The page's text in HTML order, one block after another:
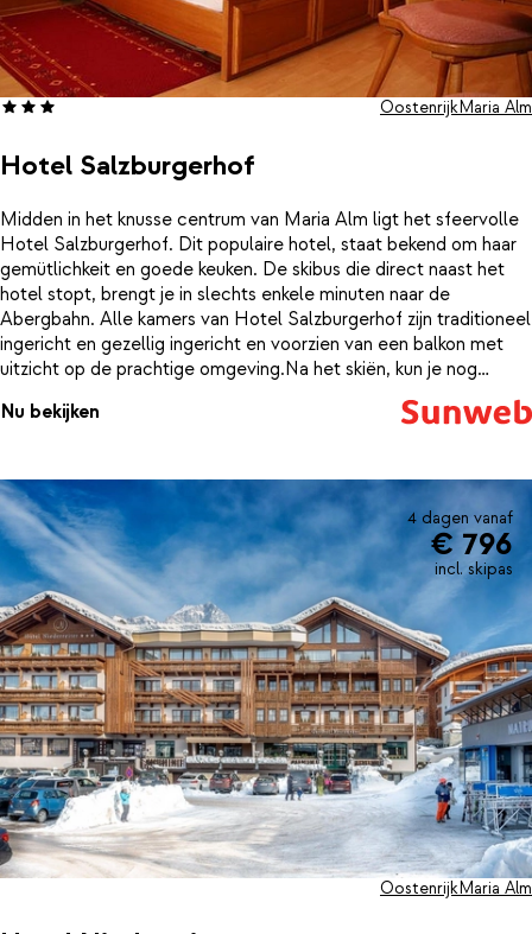
Hotel Salzburgerhof
OostenrijkMaria Alm
Midden in het knusse centrum van Maria Alm ligt het sfeervolle
Hotel Salzburgerhof. Dit populaire hotel, staat bekend om haar
gemütlichkeit en goede keuken. De skibus die direct naast het
hotel stopt, brengt je in slechts enkele minuten naar de
Abergbahn. Alle kamers van Hotel Salzburgerhof zijn traditioneel
ingericht en gezellig ingericht en voorzien van een balkon met
uitzicht op de prachtige omgeving.Na het skiën, kun je nog
nagenieten van een mooie skidag op een zonnig terras op de
piste, of weer terug naar het sfeervolle Hotel Salzburgerhof;
wellnesscenter in, waar je weer helemaal opwarmt in de sauna of
het Turks stoombad. In het restaurant dat in traditionele Tiroler
stijl is ingericht kun je genieten van heerlijke Oostenrijkse
specialiteiten.
Nu bekijken
4 dagen vanaf
€ 796
incl. skipas
OostenrijkMaria Alm